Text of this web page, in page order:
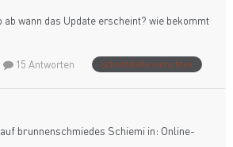
ab wann das Update erscheint? wie bekommt
15 Antworten schnittstelle einrichten
brunnenschmiedes Schiemi in: Online-